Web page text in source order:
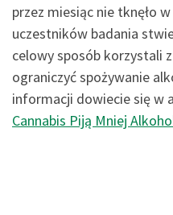
przez miesiąc nie tknęło
uczestników badania
celowy sposób korzystali
ograniczyć spożywanie
informacji dowiecie się w
Cannabis Piją Mniej